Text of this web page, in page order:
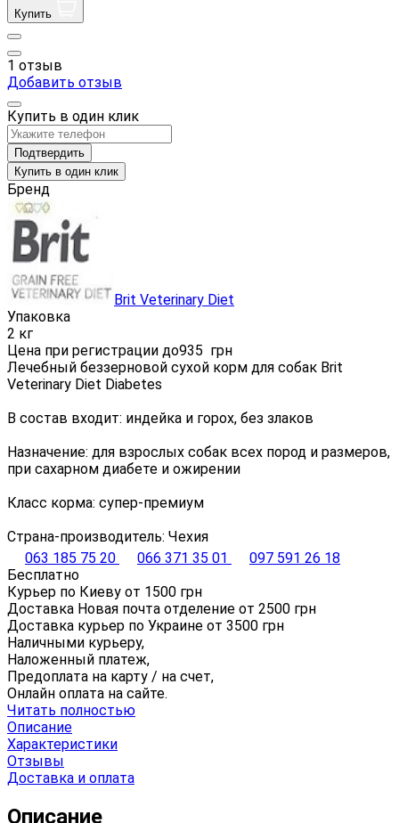
Купить
1 отзыв
Добавить отзыв
Купить в один клик
Подтвердить
Купить в один клик
Бренд
Brit Veterinary Diet
Упаковка
2 кг
Цена при регистрации до935 грн
Лечебный беззерновой сухой корм для собак Brit
Veterinary Diet Diabetes
В состав входит: индейка и горох, без злаков
Назначение: для взрослых собак всех пород и размеров,
при сахарном диабете и ожирении
Класс корма: супер-премиум
Страна-производитель: Чехия
063 185 75 20
066 371 35 01
097 591 26 18
Бесплатно
Курьер по Киеву от 1500 грн
Доставка Новая почта отделение от 2500 грн
Доставка курьер по Украине от 3500 грн
Наличными курьеру,
Наложенный платеж,
Предоплата на карту / на счет,
Онлайн оплата на сайте.
Читать полностью
Описание
Характеристики
Отзывы
Доставка и оплата
Описание